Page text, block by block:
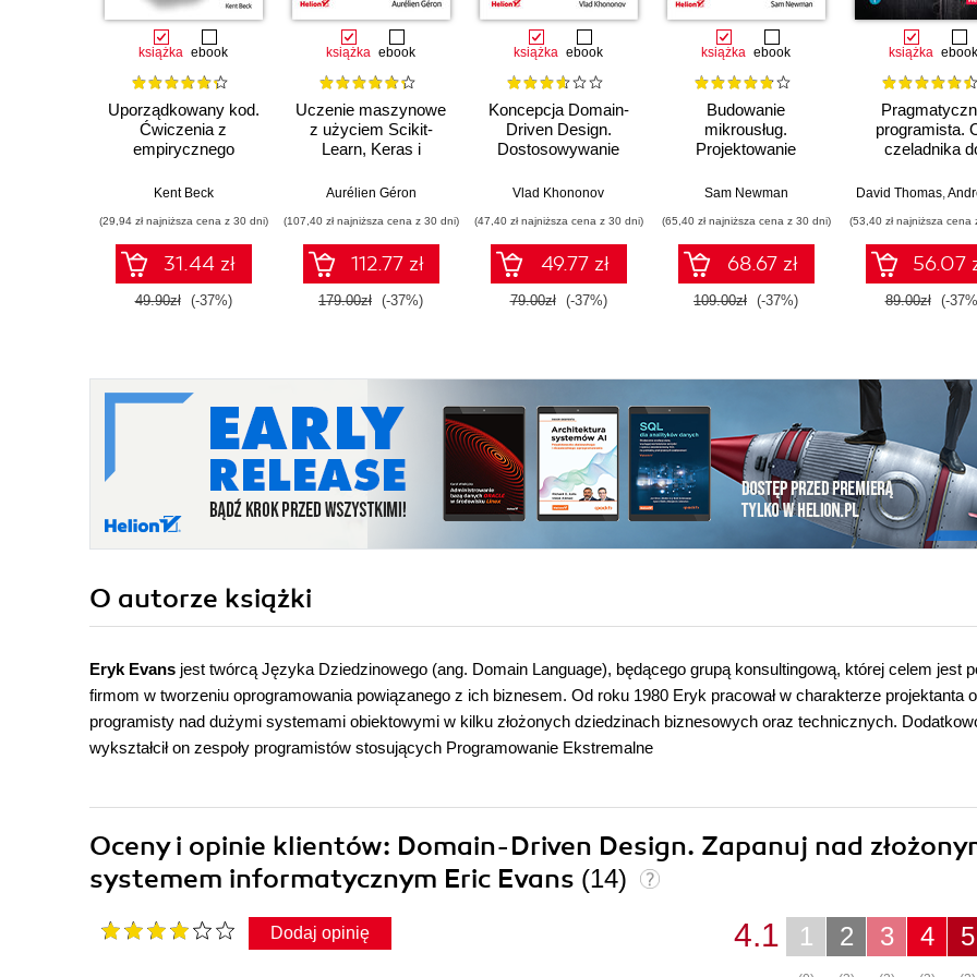
książka ebook
Uporządkowany kod.
Ćwiczenia z
empirycznego
oprogramowania
Kent Beck
(29,94 zł najniższa cena z 30 dni)
31.44 zł
49.90zł (-37%)
książka ebook
Uczenie maszynowe
z użyciem Scikit-
Learn, Keras i
III
Aurélien Géron
(107,40 zł najniższa cena z 30 dni)
112.77 zł
179.00zł (-37%)
książka ebook
Koncepcja Domain-
Driven Design.
Dostosowywanie
do strategii
Vlad Khononov
(47,40 zł najniższa cena z 30 dni)
49.77 zł
79.00zł (-37%)
książka ebook
Budowanie
mikrousług.
Projektowanie
systemów. Wydanie
Sam Newman
(65,40 zł najniższa cena z 30 dni)
68.67 zł
109.00zł (-37%)
książka ebook
programista.
czeladnika
David Thomas,Andrew
(53,40 zł najniższa cena
56.07
89.00zł (-
O autorze książki
Eryk Evans jest twórcą Języka Dziedzinowego (ang. Domain Language), będącego grupą konsultingową, której celem jest
firmom w tworzeniu oprogramowania powiązanego z ich biznesem. Od roku 1980 Eryk pracował w charakterze projektanta
programisty nad dużymi systemami obiektowymi w kilku złożonych dziedzinach biznesowych oraz technicznych.
wykształcił on zespoły programistów stosujących Programowanie Ekstremalne
Oceny i opinie klientów: Domain-Driven Design. Zapanuj nad
systemem informatycznym Eric Evans (14)
Dodaj opinię 5
4
3
2
1
4.1